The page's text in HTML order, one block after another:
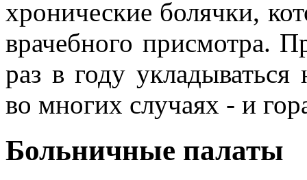
хронические болячки,
врачебного присмотра.
раз в году
во многих случаях - и
Больничные палаты